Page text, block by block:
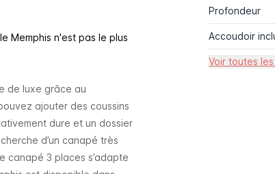
Memphis n'est pas le plus
de luxe grâce au
ajouter des coussins
dure et un dossier
d’un canapé très
canapé 3 places s’adapte
Profondeur
Accoudoir
Voir toutes